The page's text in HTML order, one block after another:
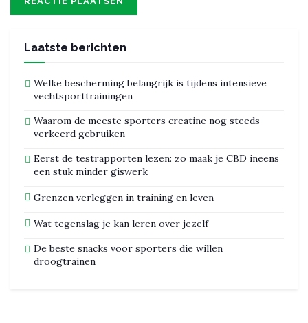
Laatste berichten
Welke bescherming belangrijk is tijdens intensieve
vechtsporttrainingen
Waarom de meeste sporters creatine nog steeds
verkeerd gebruiken
Eerst de testrapporten lezen: zo maak je CBD ineens
een stuk minder giswerk
Grenzen verleggen in training en leven
Wat tegenslag je kan leren over jezelf
De beste snacks voor sporters die willen
droogtrainen